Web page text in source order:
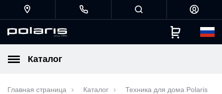
Каталог
Главная страница Каталог
Техника для дома Polaris